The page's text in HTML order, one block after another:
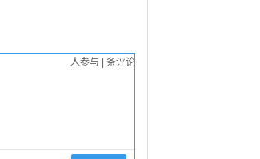
人参与 | 条评论